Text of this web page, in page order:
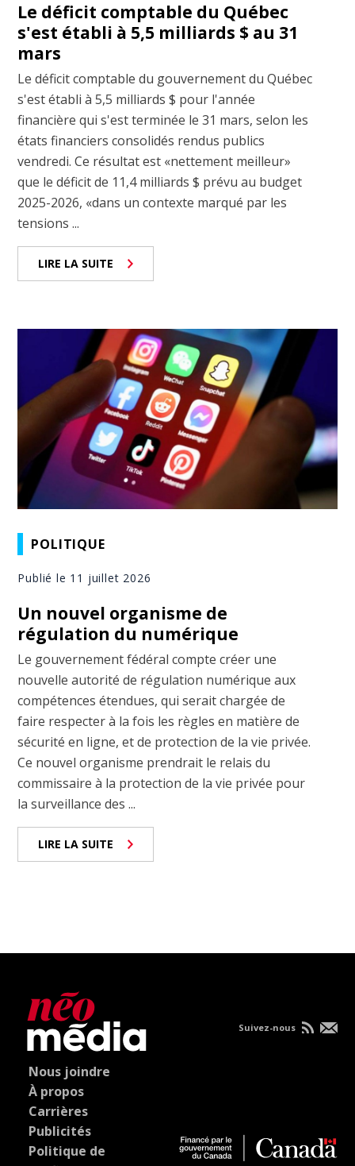
Le déficit comptable du Québec
s'est établi à 5,5 milliards $ au 31
mars
Le déficit comptable du gouvernement du Québec
s'est établi à 5,5 milliards $ pour l'année
financière qui s'est terminée le 31 mars, selon les
états financiers consolidés rendus publics
vendredi. Ce résultat est «nettement meilleur»
que le déficit de 11,4 milliards $ prévu au budget
2025-2026, «dans un contexte marqué par les
tensions ...
LIRE LA SUITE
POLITIQUE
Publié le 11 juillet 2026
Un nouvel organisme de
régulation du numérique
Le gouvernement fédéral compte créer une
nouvelle autorité de régulation numérique aux
compétences étendues, qui serait chargée de
faire respecter à la fois les règles en matière de
sécurité en ligne, et de protection de la vie privée.
Ce nouvel organisme prendrait le relais du
commissaire à la protection de la vie privée pour
la surveillance des ...
LIRE LA SUITE
Nous joindre
À propos
Carrières
Publicités
Politique de
Suivez-nous